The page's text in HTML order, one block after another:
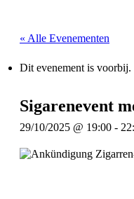
« Alle Evenementen
Dit evenement is voorbij.
Sigarenevent
29/10/2025 @ 19:00 -